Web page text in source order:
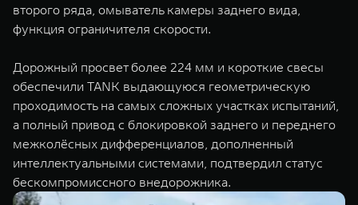
второго ряда, омыватель камеры заднего вида,
функция ограничителя скорости.
Дорожный просвет более 224 мм и короткие свесы
обеспечили TANK выдающуюся геометрическую
проходимость на самых сложных участках испытаний,
а полный привод c блокировкой заднего и переднего
межколёсных дифференциалов, дополненный
интеллектуальными системами, подтвердил статус
бескомпромиссного внедорожника.